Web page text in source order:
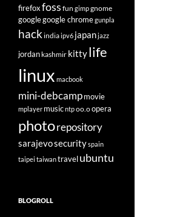
firefoxfoss fun gimpgnome
googlegoogle chromegunpla
hackindiaipv6 japanjazz
jordankashmir kittylife
linux macbook
mini-debcampmovie
mplayer musicntpoo.oopera
photorepository
sarajevosecurityspain
taipei taiwantravelubuntu
BLOGROLL